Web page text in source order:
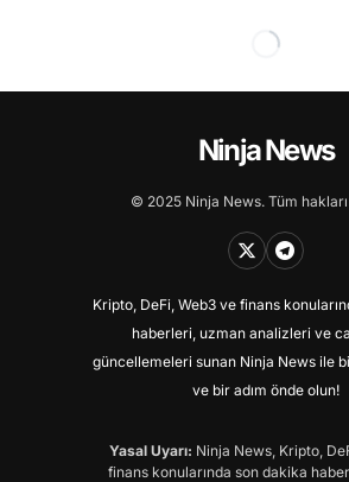
Ninja News
© 2025 Ninja News. Tüm hakları
Kripto, DeFi, Web3 ve finans
haberleri, uzman analizleri ve
güncellemeleri sunan Ninja News ile
ve bir adım önde olun!
Yasal Uyarı: Ninja News, Kripto,
finans konularında son dakika